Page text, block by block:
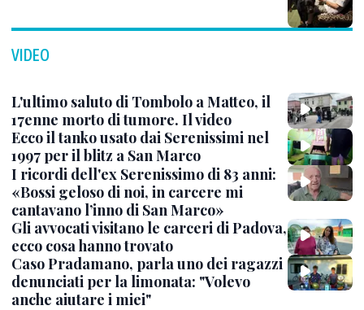
VIDEO
L'ultimo saluto di Tombolo a Matteo, il
17enne morto di tumore. Il video
Ecco il tanko usato dai Serenissimi nel
1997 per il blitz a San Marco
I ricordi dell'ex Serenissimo di 83 anni:
«Bossi geloso di noi, in carcere mi
cantavano l’inno di San Marco»
Gli avvocati visitano le carceri di Padova,
ecco cosa hanno trovato
Caso Pradamano, parla uno dei ragazzi
denunciati per la limonata: "Volevo
anche aiutare i miei"